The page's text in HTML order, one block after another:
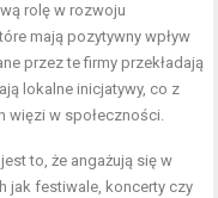
rolę w rozwoju
mają pozytywny wpływ
przez te firmy przekładają
lokalne inicjatywy, co z
więzi w społeczności.
to, że angażują się w
jak festiwale, koncerty czy